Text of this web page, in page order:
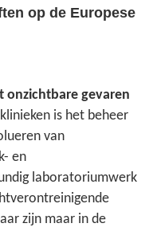
op de Europese
onzichtbare gevaren
is het beheer
van
en
laboratoriumwerk
zijn maar in de